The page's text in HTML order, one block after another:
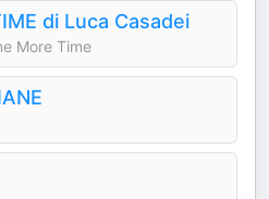
di Luca Casadei
More Time